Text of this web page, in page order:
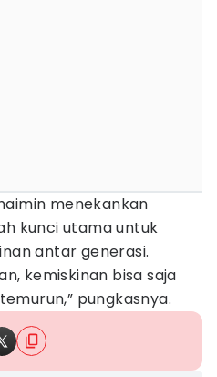
menekankan
kunci utama untuk
antar generasi.
kemiskinan bisa saja
pungkasnya.